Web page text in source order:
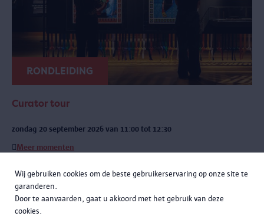
Wij gebruiken cookies om de beste gebruikerservaring op onze site te
garanderen.
Door te aanvaarden, gaat u akkoord met het gebruik van deze
cookies.
RONDLEIDING
Curator tour
zondag 20 september 2026 van 11:00 tot 12:30
Meer momenten
Een exclusieve rondleiding met curatoren Rachid Atia en Roselyne
Francken. Je leert niet alleen de opmerkelijke verhalen achter de
objecten kennen, maar komt ook meer te weten over de bijzondere
samenwerking met het Antwerpse sportlandschap.